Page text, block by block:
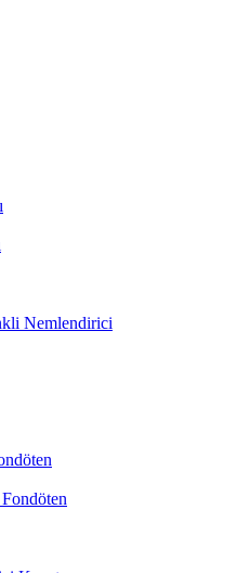
Nemlendirici